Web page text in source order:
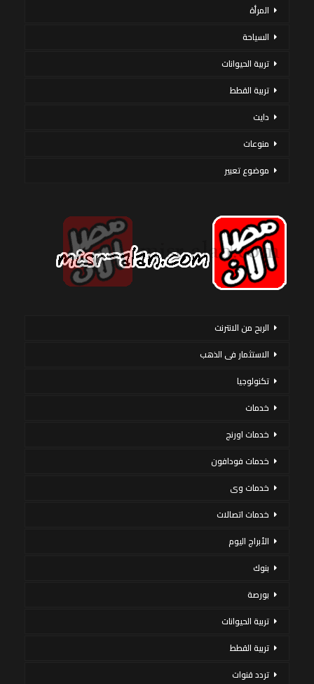
المرأة
السياحة
تربية الحيوانات
تربية القطط
دايت
منوعات
موضوع تعبير
الربح من الانترنت
الاستثمار فى الذهب
تكنولوجيا
خدمات
خدمات اورنج
خدمات فودافون
خدمات وى
خدمات اتصالات
الأبراج اليوم
بنوك
بورصة
تربية الحيوانات
تربية القطط
تردد قنوات